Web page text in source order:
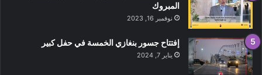
المبروك
نوفمبر 16, 2023
إفتتاح جسور بنغازي الخمسة في حفل كبير
يناير 7, 2024